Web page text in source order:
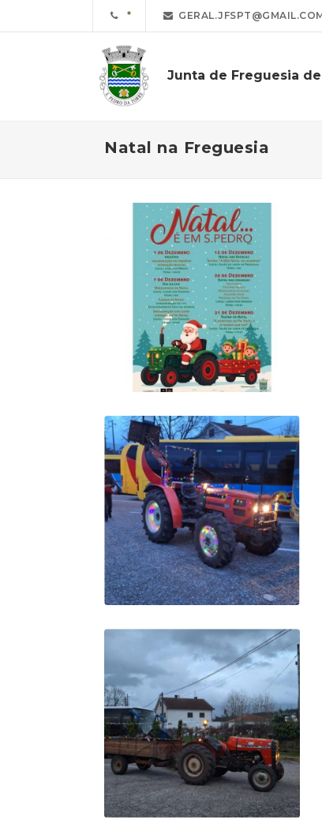
Junta de Freguesia
Natal na Freguesia
LARGO DA CRUZ DA
ESTRADA ONDE TODOS
SE REUNIRAM